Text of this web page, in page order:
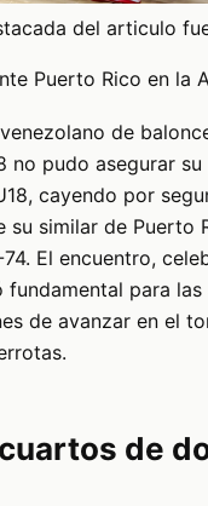
del articulo
Puerto Rico en la
de
no pudo asegurar
cayendo por
su similar de Puerto
El encuentro,
fundamental para
de avanzar en el
de